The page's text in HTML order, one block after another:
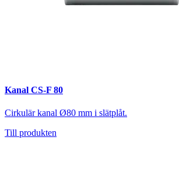
Kanal CS-F 80
Cirkulär kanal Ø80 mm i slätplåt.
Till produkten